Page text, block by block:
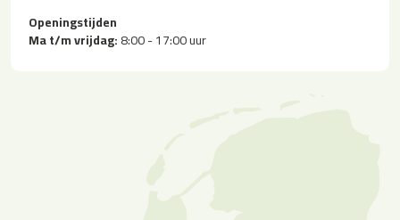
Openingstijden
Ma t/m vrijdag:8:00 - 17:00 uur